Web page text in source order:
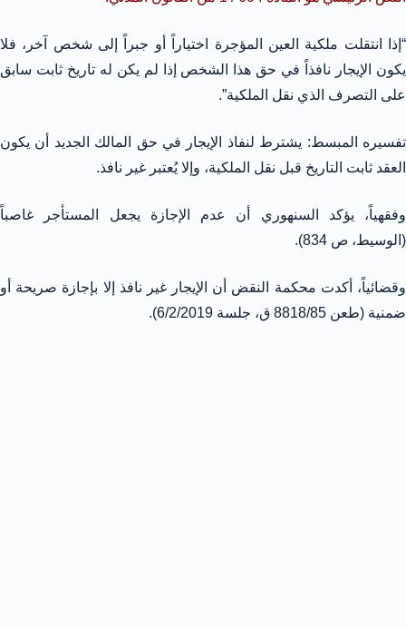
“إذا انتقلت ملكية العين المؤجرة اختياراً أو جبراً إلى شخص آخر، فلا
يكون الإيجار نافذاً في حق هذا الشخص إذا لم يكن له تاريخ ثابت سابق
على التصرف الذي نقل الملكية”.
تفسيره المبسط: يشترط لنفاذ الإيجار في حق المالك الجديد أن يكون
العقد ثابت التاريخ قبل نقل الملكية، وإلا يُعتبر غير نافذ.
وفقهياً، يؤكد السنهوري أن عدم الإجازة يجعل المستأجر غاصباً
(الوسيط، ص 834).
وقضائياً، أكدت محكمة النقض أن الإيجار غير نافذ إلا بإجازة صريحة أو
ضمنية (طعن 8818/85 ق، جلسة 6/2/2019).